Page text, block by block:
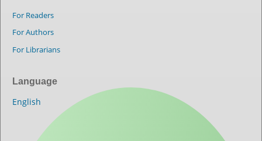
For Readers
For Authors
For Librarians
Language
English